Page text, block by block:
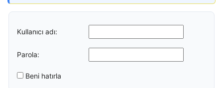
Kullanıcı adı:
Parola:
Beni hatırla